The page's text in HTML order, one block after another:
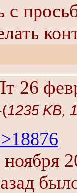
с
26
1235 KB,
ноября